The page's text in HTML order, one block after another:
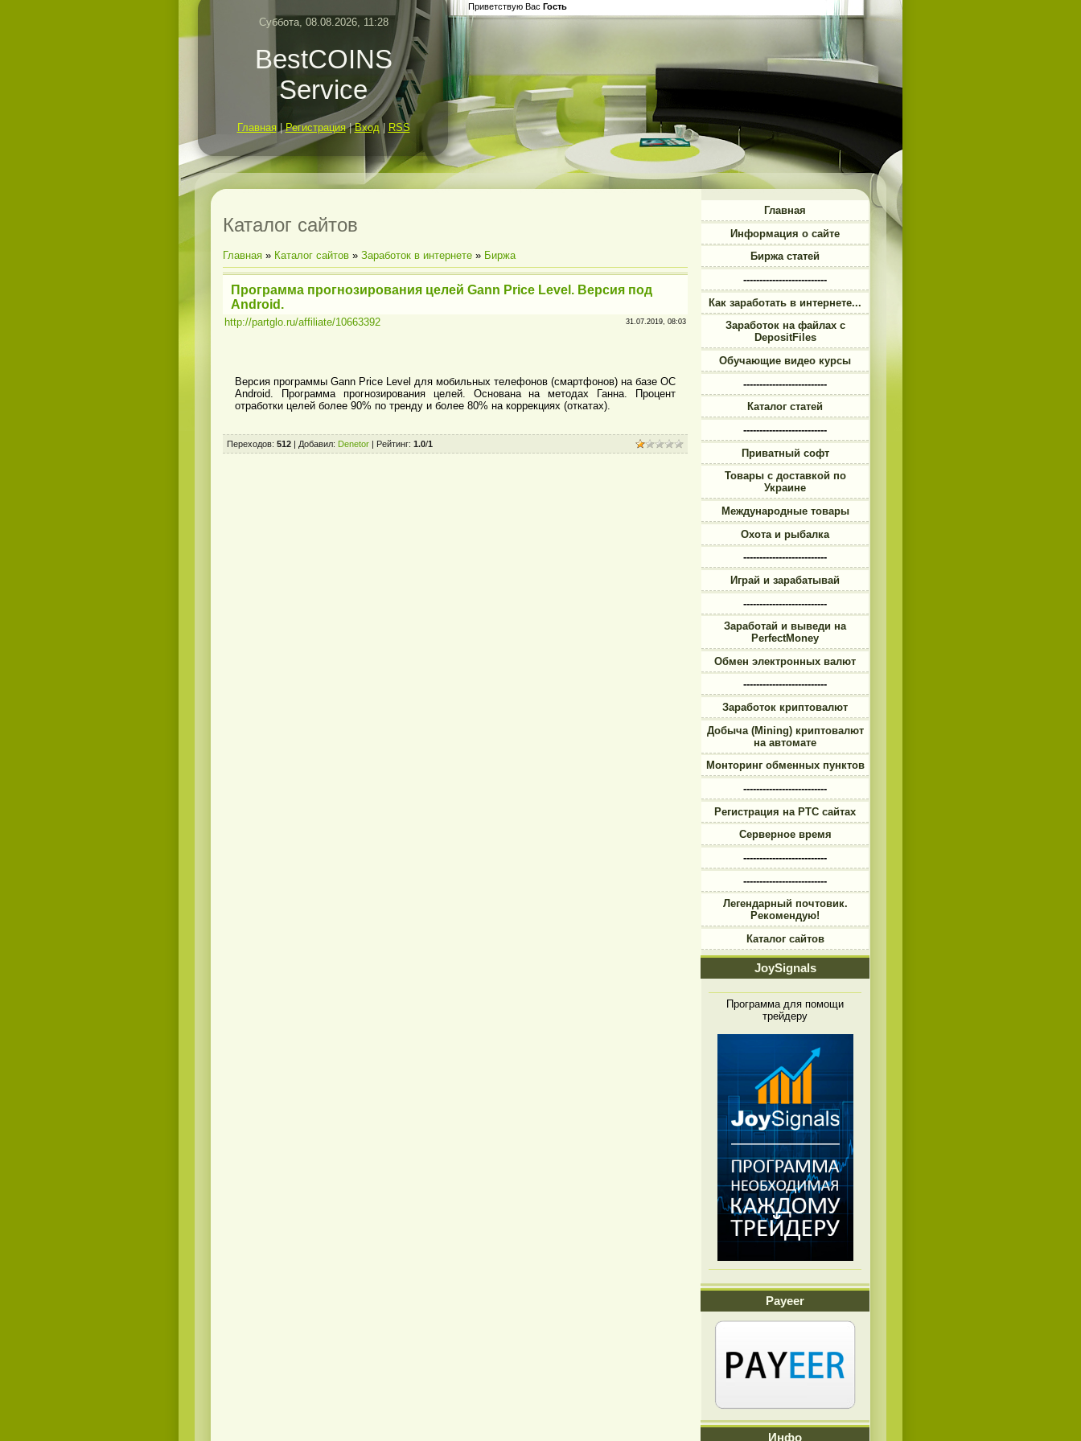
Суббота, 08.08.2026, 11:28
BestCOINS
Service
Главная |Регистрация|Вход| RSS
Приветствую Вас Гость
Каталог сайтов
Главная » Каталог сайтов » Заработок в интернете » Биржа
Программа прогнозирования целей Gann Price Level. Версия под
Android.
http://partglo.ru/affiliate/10663392 31.07.2019, 08:03
Версия программы Gann Price Level для мобильных телефонов (смартфонов) на базе ОС
Android. Программа прогнозирования целей. Основана на методах Ганна. Процент
отработки целей более 90% по тренду и более 80% на коррекциях (откатах).
Переходов: 512 Добавил: Denetor Рейтинг: 1.0/1
Главная
Информация о сайте
Биржа статей
--------------------------
Как заработать в интернете...
Заработок на файлах с
DepositFiles
Обучающие видео курсы
--------------------------
Каталог статей
--------------------------
Приватный софт
Товары с доставкой по
Украине
Международные товары
Охота и рыбалка
--------------------------
Играй и зарабатывай
--------------------------
Заработай и выведи на
PerfectMoney
Обмен электронных валют
--------------------------
Заработок криптовалют
Добыча (Mining) криптовалют
на автомате
Монторинг обменных пунктов
--------------------------
Регистрация на PTC сайтах
Серверное время
--------------------------
--------------------------
Легендарный почтовик.
Рекомендую!
Каталог сайтов
JoySignals
Программа для помощи
трейдеру
Payeer
Инфо